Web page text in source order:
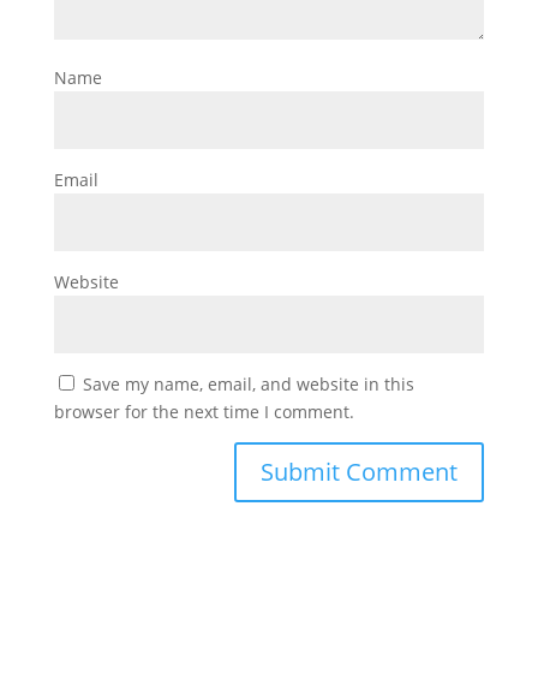
Name
Email
Website
Save my name, email, and website in this
browser for the next time I comment.